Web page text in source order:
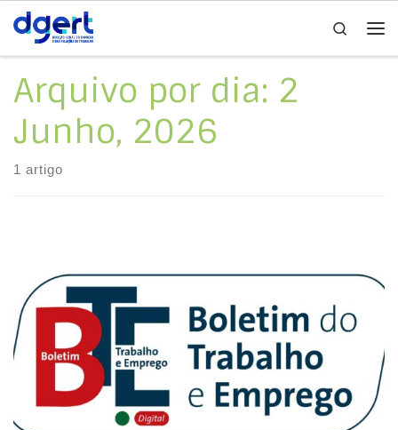
Skip to content
Search
Arquivo por dia: 2
Junho, 2026
1 artigo
Índice da Regulamentação Coletiva e Organizações do
Trabalho do Boletim do Trabalho e Emprego (BTE).